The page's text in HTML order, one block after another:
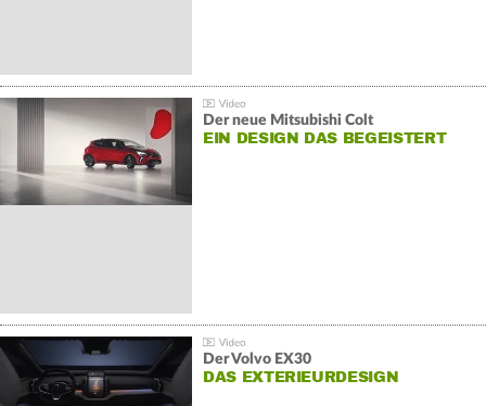
Der neue Mitsubishi Colt
EIN DESIGN DAS BEGEISTERT
Der Volvo EX30
DAS EXTERIEURDESIGN